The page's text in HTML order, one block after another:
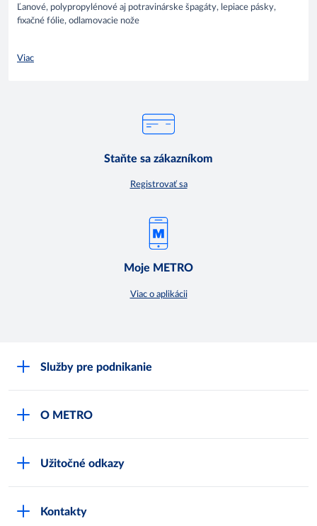
Ľanové, polypropylénové aj potravinárske špagáty, lepiace pásky,
fixačné fólie, odlamovacie nože
Viac
Staňte sa zákazníkom
Registrovať sa
Moje METRO
Viac o aplikácii
Služby pre podnikanie
Track & trace
O METRO
Užitočné odkazy
Kontakty